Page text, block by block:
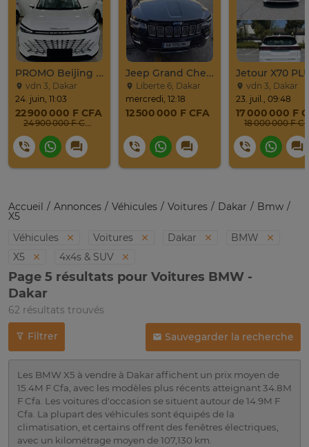
PROMO Beijing X7 / 2025
vdn 3, Dakar
24. juin, 11:03
22 900 000 F CFA
24 900 000 F CFA
Jeep Grand Cherokee Overland 2019 À Vendre
Liberte 6, Dakar
mercredi, 12:18
12 500 000 F CFA
vdn 3, Dakar
23. juil., 09:48
17 000 000 F
18 000 000 F
Accueil Annonces Véhicules Voitures Dakar Bmw
X5
Véhicules
Voitures Dakar
BMW
X5
4x4s & SUV
Page 5 résultats pour Voitures BMW -
Dakar
62 résultats trouvés
Filtrer Sauvegarder la recherche
Les BMW X5 à vendre à Dakar affichent un prix moyen de
15.4M F Cfa, avec les modèles plus récents atteignant 34.8M
F Cfa. Les voitures d'occasion se situent autour de 14.9M F
Cfa. La plupart des véhicules sont équipés de la
climatisation, et certains offrent des fenêtres électriques,
avec un kilométrage moyen de 107,130 km.